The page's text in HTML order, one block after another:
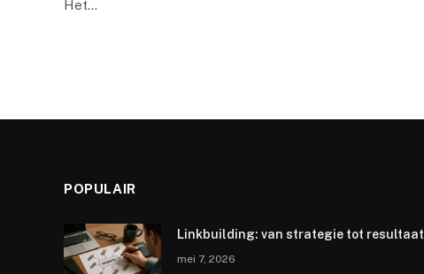
Het…
POPULAIR
Linkbuilding: van strategie tot resultaat
mei 7, 2026